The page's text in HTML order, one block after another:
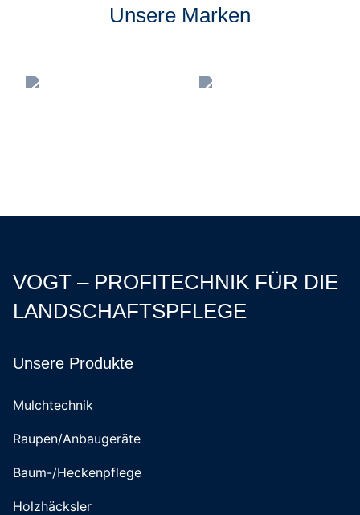
Unsere Marken
VOGT – PROFITECHNIK FÜR DIE
LANDSCHAFTSPFLEGE
Unsere Produkte
Mulchtechnik
Raupen/Anbaugeräte
Baum-/Heckenpflege
Holzhäcksler